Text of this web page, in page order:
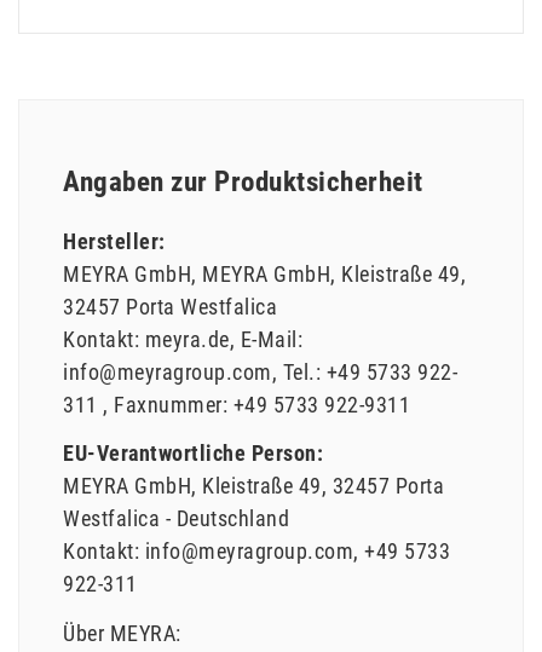
Angaben zur Produktsicherheit
Hersteller:
MEYRA GmbH MEYRA GmbH Kleistraße 49
32457 Porta Westfalica
Kontakt: meyra.de E-Mail:
info@meyragroup.com Tel.: +49 5733 922-
311
Faxnummer: +49 5733 922-9311
EU-Verantwortliche Person:
MEYRA GmbH Kleistraße 49 32457 Porta
Westfalica
Deutschland
Kontakt: info@meyragroup.com +49 5733
922-311
Über MEYRA: